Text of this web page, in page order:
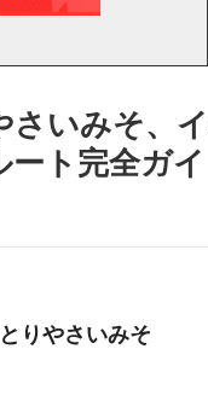
いみそ、
ート完全ガ
りやさいみそ